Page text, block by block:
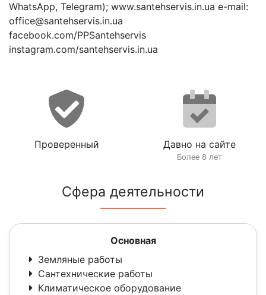
WhatsApp, Telegram); www.santehservis.in.ua e-mail:
office@santehservis.in.ua
facebook.com/PPSantehservis
instagram.com/santehservis.in.ua
Проверенный Давно на сайте
Более 8 лет
Сфера деятельности
Основная
Земляные работы
Сантехнические работы
Климатическое оборудование